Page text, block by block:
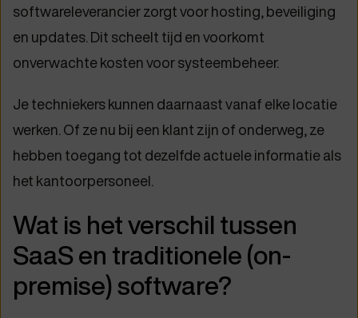
softwareleverancier zorgt voor hosting, beveiliging
en updates. Dit scheelt tijd en voorkomt
onverwachte kosten voor systeembeheer.
Je techniekers kunnen daarnaast vanaf elke locatie
werken. Of ze nu bij een klant zijn of onderweg, ze
hebben toegang tot dezelfde actuele informatie als
het kantoorpersoneel.
Wat is het verschil tussen
SaaS en traditionele (on-
premise) software?